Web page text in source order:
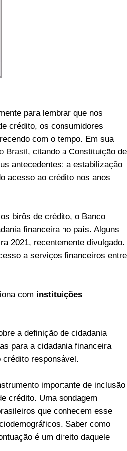
para lembrar que nos
crédito, os consumidores
com o tempo. Em sua
Brasil, citando a Constituição de
antecedentes: a estabilização
acesso ao crédito nos anos
birôs de crédito, o Banco
financeira no país. Alguns
2021, recentemente divulgado.
a serviços financeiros entre
com instituições
a definição de cidadania
para a cidadania financeira
responsável.
importante de inclusão
crédito. Uma sondagem
que conhecem esse
Saber como
é um direito daquele